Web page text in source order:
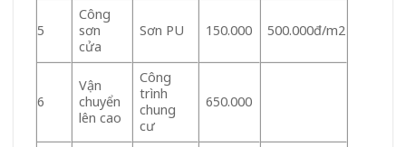
5
Công
sơn
cửa
Sơn PU 150.000 500.000đ/m2
6
Vận
chuyển
lên cao
Công
trình
chung
cư
650.000